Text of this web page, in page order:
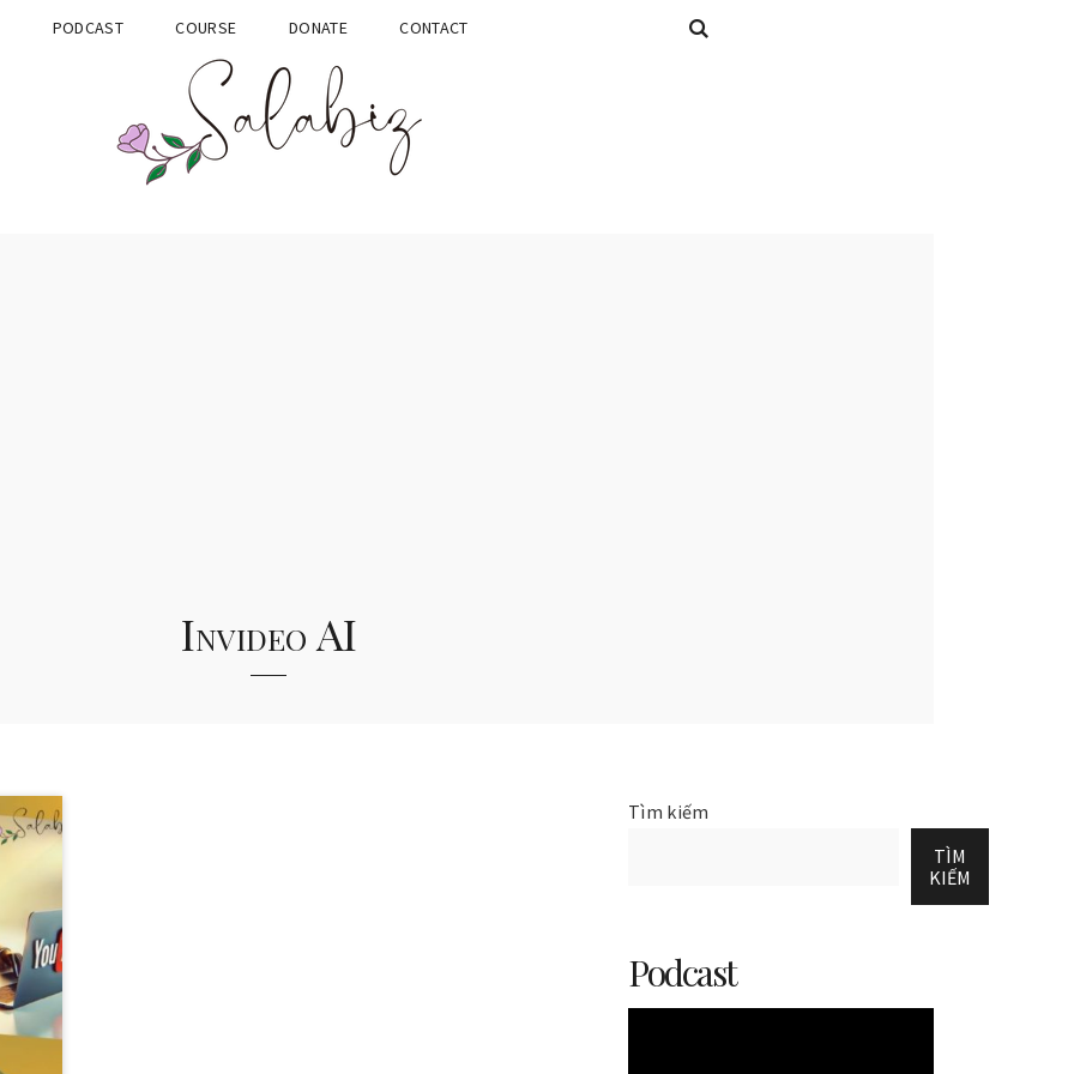
PODCAST COURSE DONATE CONTACT
Invideo AI
Tìm kiếm
TÌM
KIẾM
Podcast